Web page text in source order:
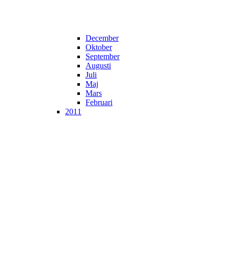
December
Oktober
September
Augusti
Juli
Maj
Mars
Februari
2011